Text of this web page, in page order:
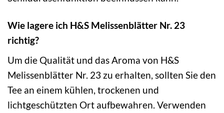
Wie lagere ich H&S Melissenblätter Nr. 23
richtig?
Um die Qualität und das Aroma von H&S
Melissenblätter Nr. 23 zu erhalten, sollten Sie den
Tee an einem kühlen, trockenen und
lichtgeschützten Ort aufbewahren. Verwenden